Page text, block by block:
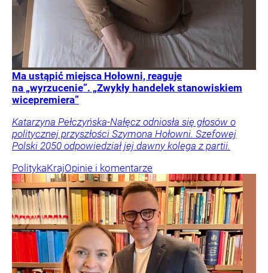
Ma ustąpić miejsca Hołowni, reaguje
na „wyrzucenie”. „Zwykły handelek stanowiskiem
wicepremiera”
Katarzyna Pełczyńska-Nałęcz odniosła się głosów o
politycznej przyszłości Szymona Hołowni. Szefowej
Polski 2050 odpowiedział jej dawny kolega z partii.
PolitykaKrajOpinie i komentarze